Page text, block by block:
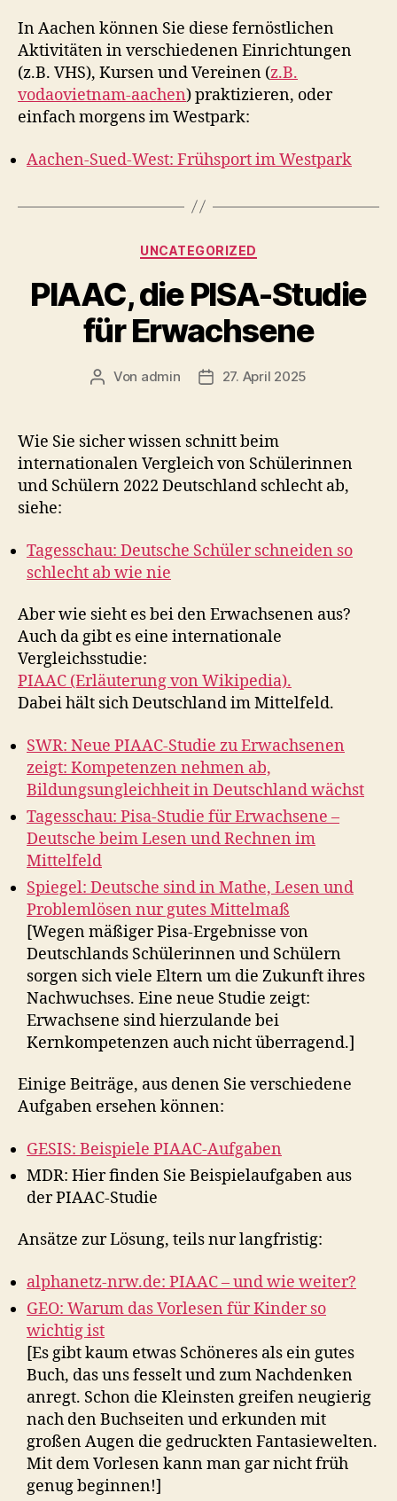
In Aachen können Sie diese fernöstlichen
Aktivitäten in verschiedenen Einrichtungen
(z.B. VHS), Kursen und Vereinen (z.B.
vodaovietnam-aachen) praktizieren, oder
einfach morgens im Westpark:
Aachen-Sued-West: Frühsport im Westpark
Kategorien
UNCATEGORIZED
PIAAC, die PISA-Studie
für Erwachsene
Beitragsautor
Von admin Veröffentlichungsdatum
27. April 2025
Wie Sie sicher wissen schnitt beim
internationalen Vergleich von Schülerinnen
und Schülern 2022 Deutschland schlecht ab,
siehe:
Tagesschau: Deutsche Schüler schneiden so
schlecht ab wie nie
Aber wie sieht es bei den Erwachsenen aus?
Auch da gibt es eine internationale
Vergleichsstudie:
PIAAC (Erläuterung von Wikipedia).
Dabei hält sich Deutschland im Mittelfeld.
SWR: Neue PIAAC-Studie zu Erwachsenen
zeigt: Kompetenzen nehmen ab,
Bildungsungleichheit in Deutschland wächst
Tagesschau: Pisa-Studie für Erwachsene –
Deutsche beim Lesen und Rechnen im
Mittelfeld
Spiegel: Deutsche sind in Mathe, Lesen und
Problemlösen nur gutes Mittelmaß
[Wegen mäßiger Pisa-Ergebnisse von
Deutschlands Schülerinnen und Schülern
sorgen sich viele Eltern um die Zukunft ihres
Nachwuchses. Eine neue Studie zeigt:
Erwachsene sind hierzulande bei
Kernkompetenzen auch nicht überragend.]
Einige Beiträge, aus denen Sie verschiedene
Aufgaben ersehen können:
GESIS: Beispiele PIAAC-Aufgaben
MDR: Hier finden Sie Beispielaufgaben aus
der PIAAC-Studie
Ansätze zur Lösung, teils nur langfristig:
alphanetz-nrw.de: PIAAC – und wie weiter?
GEO: Warum das Vorlesen für Kinder so
wichtig ist
[Es gibt kaum etwas Schöneres als ein gutes
Buch, das uns fesselt und zum Nachdenken
anregt. Schon die Kleinsten greifen neugierig
nach den Buchseiten und erkunden mit
großen Augen die gedruckten Fantasiewelten.
Mit dem Vorlesen kann man gar nicht früh
genug beginnen!]